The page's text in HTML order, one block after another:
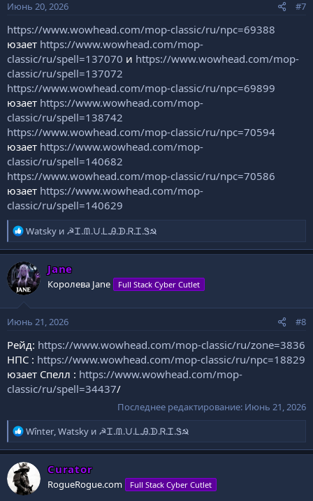
Июнь 20, 2026 #7
https://www.wowhead.com/mop-classic/ru/npc=69388
юзает https://www.wowhead.com/mop-
classic/ru/spell=137070 и https://www.wowhead.com/mop-
classic/ru/spell=137072
https://www.wowhead.com/mop-classic/ru/npc=69899
юзает https://www.wowhead.com/mop-
classic/ru/spell=138742
https://www.wowhead.com/mop-classic/ru/npc=70594
юзает https://www.wowhead.com/mop-
classic/ru/spell=140682
https://www.wowhead.com/mop-classic/ru/npc=70586
юзает https://www.wowhead.com/mop-
classic/ru/spell=140629
Р
е
а
к
ц
и
и
:
Watsky и ☭Ꮖ.ᙢ.ᙀ.Ꮮ.Ꭿ.ᗫ.Ꮢ.Ꮖ.Ꮥ☭
Jane
Королева Jane Full Stack Cyber Cutlet
Июнь 21, 2026 #8
Рейд: https://www.wowhead.com/mop-classic/ru/zone=3836
НПС : https://www.wowhead.com/mop-classic/ru/npc=18829
юзает Спелл : https://www.wowhead.com/mop-
classic/ru/spell=34437/
Последнее редактирование: Июнь 21, 2026
Р
е
а
к
ц
и
Wînter,Watsky и ☭Ꮖ.ᙢ.ᙀ.Ꮮ.Ꭿ.ᗫ.Ꮢ.Ꮖ.Ꮥ☭
Curator
RogueRogue.com Full Stack Cyber Cutlet